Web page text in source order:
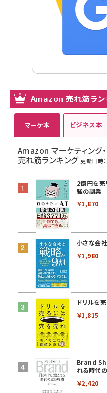
Amazon 売れ筋ラン
マーケ本
Amazon マーケティング
売れ筋ランキング 更新日時
2億円を
強の副業
￥1,870
小さな会
￥1,980
ドリルを
￥1,815
Brand
れる時代
￥2,420
ビジネス本